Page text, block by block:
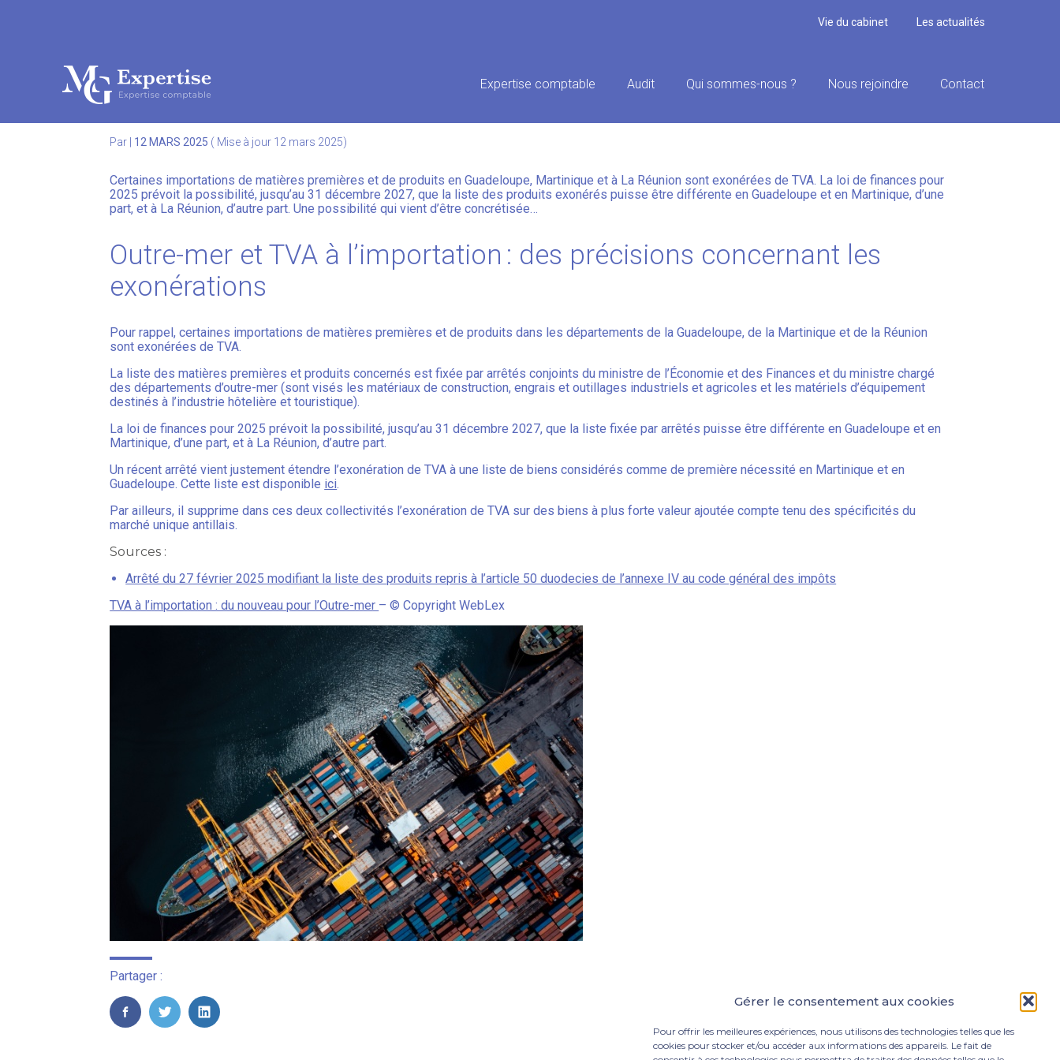
Gérer le consentement aux cookies
Pour offrir les meilleures expériences, nous utilisons des technologies telles que les
cookies pour stocker et/ou accéder aux informations des appareils. Le fait de
Vie du cabinet Les actualités
Aller
Expertise comptable Audit Qui sommes-nous ? Nous rejoindre Contact
Par 12 MARS 2025 ( Mise à jour 12 mars 2025)
Certaines importations de matières premières et de produits en Guadeloupe, Martinique et à La Réunion sont exonérées de TVA. La loi de finances pour
2025 prévoit la possibilité, jusqu’au 31 décembre 2027, que la liste des produits exonérés puisse être différente en Guadeloupe et en Martinique, d’une
part, et à La Réunion, d’autre part. Une possibilité qui vient d’être concrétisée…
Outre-mer et TVA à l’importation : des précisions concernant les
exonérations
Pour rappel, certaines importations de matières premières et de produits dans les départements de la Guadeloupe, de la Martinique et de la Réunion
sont exonérées de TVA.
La liste des matières premières et produits concernés est fixée par arrêtés conjoints du ministre de l’Économie et des Finances et du ministre chargé
des départements d’outre-mer (sont visés les matériaux de construction, engrais et outillages industriels et agricoles et les matériels d’équipement
destinés à l’industrie hôtelière et touristique).
La loi de finances pour 2025 prévoit la possibilité, jusqu’au 31 décembre 2027, que la liste fixée par arrêtés puisse être différente en Guadeloupe et en
Martinique, d’une part, et à La Réunion, d’autre part.
Un récent arrêté vient justement étendre l’exonération de TVA à une liste de biens considérés comme de première nécessité en Martinique et en
Guadeloupe. Cette liste est disponible ici.
Par ailleurs, il supprime dans ces deux collectivités l’exonération de TVA sur des biens à plus forte valeur ajoutée compte tenu des spécificités du
marché unique antillais.
Sources :
Arrêté du 27 février 2025 modifiant la liste des produits repris à l’article 50 duodecies de l’annexe IV au code général des impôts
TVA à l’importation : du nouveau pour l’Outre-mer – © Copyright WebLex
Partager :
FaceBook
TwitterLinkedIn